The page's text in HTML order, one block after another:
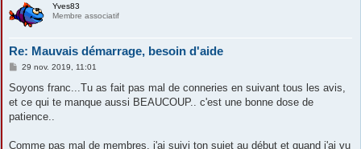
Yves83
Membre associatif
Re: Mauvais démarrage, besoin d'aide
M
s
s
a
g
29 nov. 2019, 11:01
Soyons franc...Tu as fait pas mal de conneries en suivant tous les avis,
et ce qui te manque aussi BEAUCOUP.. c'est une bonne dose de
patience..
Comme pas mal de membres, j'ai suivi ton sujet au début et quand j'ai vu